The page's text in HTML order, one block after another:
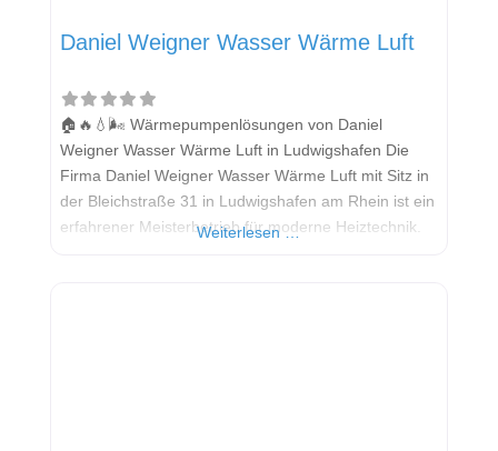
Daniel Weigner Wasser Wärme Luft
🏠🔥💧🌬️ Wärmepumpenlösungen von Daniel
Weigner Wasser Wärme Luft in Ludwigshafen Die
Firma Daniel Weigner Wasser Wärme Luft mit Sitz in
der Bleichstraße 31 in Ludwigshafen am Rhein ist ein
erfahrener Meisterbetrieb für moderne Heiztechnik.
Weiterlesen …